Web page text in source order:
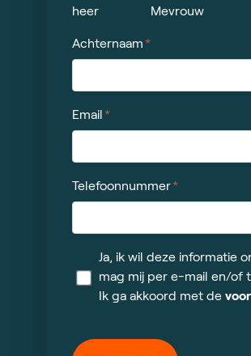
heer
Mevrouw
Achternaam
Email
Telefoonnummer
Ja, ik wil deze informatie
mag mij per e-mail en/of
Ik ga akkoord met de